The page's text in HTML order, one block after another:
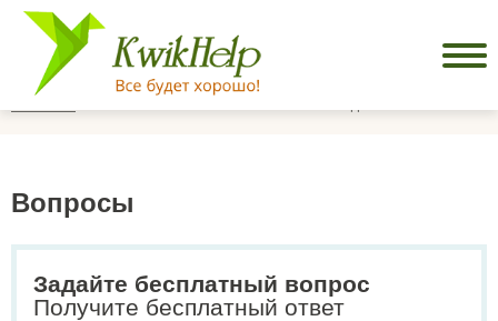
Вопросы
Задайте бесплатный вопрос
Получите бесплатный ответ